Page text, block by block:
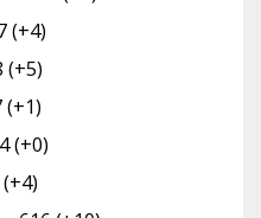
(+4)
(+5)
(+1)
(+0)